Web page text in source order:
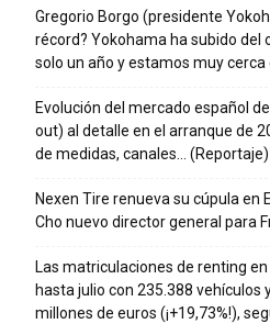
Gregorio Borgo (presidente
récord? Yokohama ha subido del
solo un año y estamos muy cerca
Evolución del mercado español
out) al detalle en el arranque de
de medidas, canales… (Reportaje)
Nexen Tire renueva su cúpula en
Cho nuevo director general para
Las matriculaciones de renting
hasta julio con 235.388 vehículos
millones de euros (¡+19,73%!),